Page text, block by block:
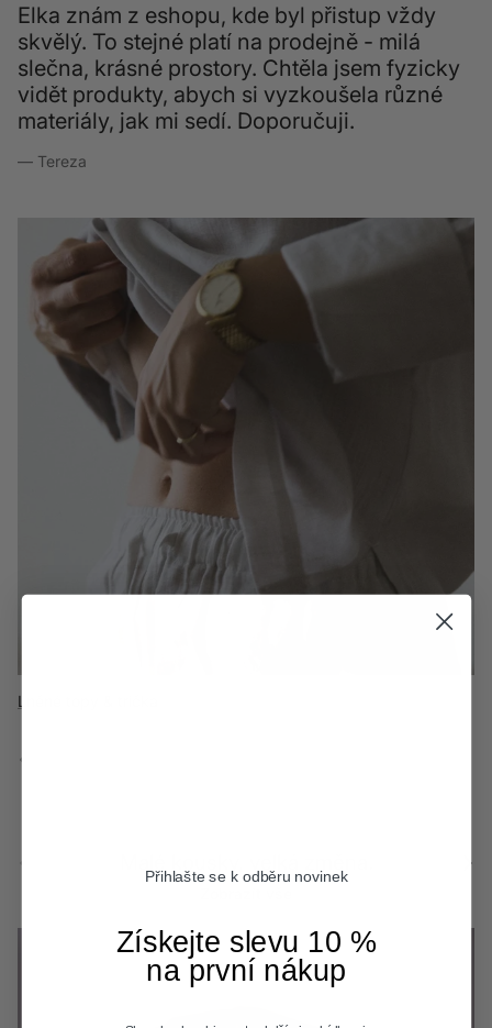
Elka znám z eshopu, kde byl přistup vždy
skvělý. To stejné platí na prodejně - milá
slečna, krásné prostory. Chtěla jsem fyzicky
vidět produkty, abych si vyzkoušela různé
materiály, jak mi sedí. Doporučuji.
— Tereza
Lněné topy & trička
Přihlašte se k odběru novinek
Získejte slevu 10 %
na první nákup